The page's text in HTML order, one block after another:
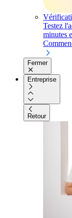
Testez
minutes
Fermer
Entreprise
Retour